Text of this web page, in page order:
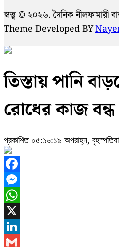
স্বত্ত্ব © ২০২৬. দৈনিক নীলফামারী
Theme Developed BY
তিস্তায় পানি
রোধের কাজ বন্ধ
প্রকাশিত ০৫:১৬:১৯ অপরাহ্ন,
Facebook
Messenger
WhatsApp
X
LinkedIn